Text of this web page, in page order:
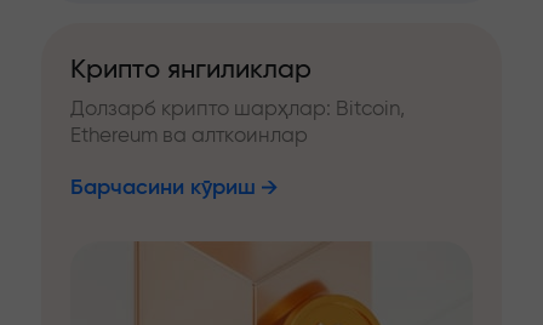
Крипто янгиликлар
Долзарб крипто шарҳлар: Bitcoin,
Ethereum ва алткоинлар
Барчасини кўриш